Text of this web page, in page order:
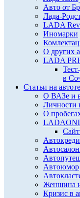
Авто от
Лада-
LADA
Иномарки
О других
LADA
в
Статьи на
О ВАЗе и
Личности
О
Сайт
Автоюмор
Женщина
Кризис в